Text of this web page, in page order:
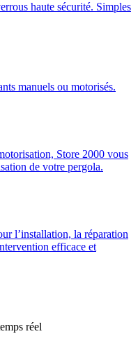
haute sécurité. Simples
manuels ou motorisés.
Store 2000 vous
de votre pergola.
l’installation, la réparation
efficace et
réel